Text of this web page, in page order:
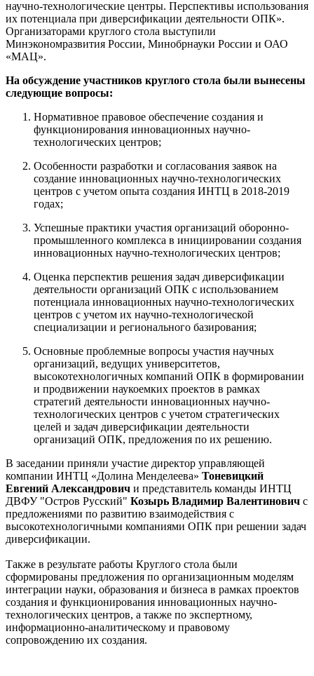
научно-технологические центры. Перспективы использования
их потенциала при диверсификации деятельности ОПК».
Организаторами круглого стола выступили
Минэкономразвития России, Минобрнауки России и ОАО
«МАЦ».
На обсуждение участников круглого стола были вынесены
следующие вопросы:
Нормативное правовое обеспечение создания и
функционирования инновационных научно-
технологических центров;
Особенности разработки и согласования заявок на
создание инновационных научно-технологических
центров с учетом опыта создания ИНТЦ в 2018-2019
годах;
Успешные практики участия организаций оборонно-
промышленного комплекса в инициировании создания
инновационных научно-технологических центров;
Оценка перспектив решения задач диверсификации
деятельности организаций ОПК с использованием
потенциала инновационных научно-технологических
центров с учетом их научно-технологической
специализации и регионального базирования;
Основные проблемные вопросы участия научных
организаций, ведущих университетов,
высокотехнологичных компаний ОПК в формировании
и продвижении наукоемких проектов в рамках
стратегий деятельности инновационных научно-
технологических центров с учетом стратегических
целей и задач диверсификации деятельности
организаций ОПК, предложения по их решению.
В заседании приняли участие директор управляющей
компании ИНТЦ «Долина Менделеева» Тоневицкий
Евгений Александрович и представитель команды ИНТЦ
ДВФУ "Остров Русский" Козырь Владимир Валентинович с
предложениями по развитию взаимодействия с
высокотехнологичными компаниями ОПК при решении задач
диверсификации.
Также в результате работы Круглого стола были
сформированы предложения по организационным моделям
интеграции науки, образования и бизнеса в рамках проектов
создания и функционирования инновационных научно-
технологических центров, а также по экспертному,
информационно-аналитическому и правовому
сопровождению их создания.